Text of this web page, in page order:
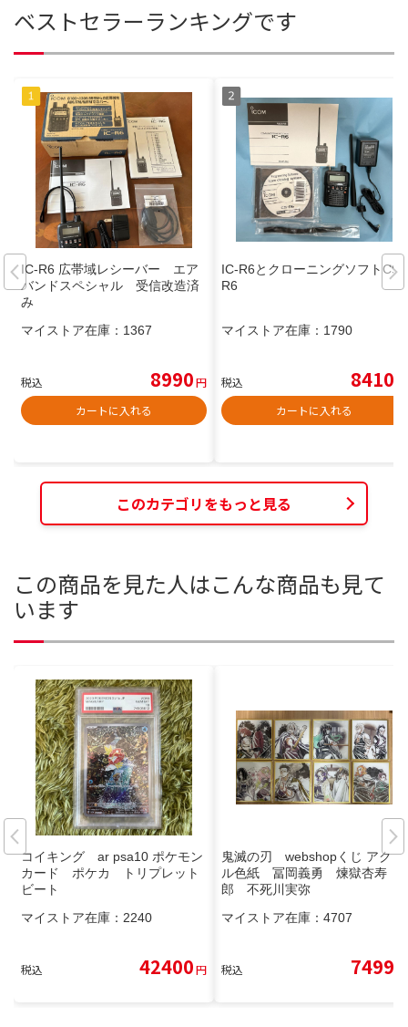
ベストセラーランキングです
IC-R6 広帯域レシーバー エア
バンドスペシャル 受信改造済
み
マイストア在庫： 1367
税込 8990円
カートに入れる
IC-R6とクローニングソフトCS-
R6
マイストア在庫： 1790
税込 8410
カートに入れる
このカテゴリをもっと見る
この商品を見た人はこんな商品も見て
います
コイキング ar psa10 ポケモン
カード ポケカ トリプレット
ビート
マイストア在庫： 2240
税込 42400円
鬼滅の刃 webshopくじ アクリ
ル色紙 冨岡義勇 煉獄杏寿
郎 不死川実弥
マイストア在庫： 4707
税込 7499